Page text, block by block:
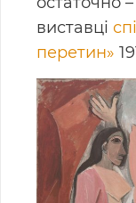
виставці
перетин»